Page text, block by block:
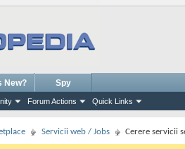
Forum Actions Quick Links
New? Spy
Servicii web / Jobs Cerere servicii